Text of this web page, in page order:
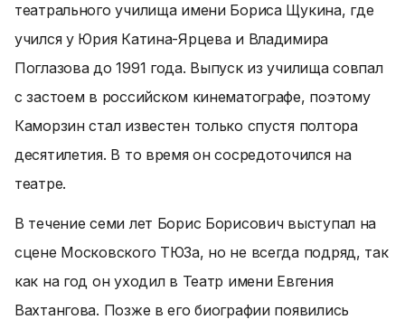
театрального училища имени Бориса Щукина, где
учился у Юрия Катина-Ярцева и Владимира
Поглазова до 1991 года. Выпуск из училища совпал
с застоем в российском кинематографе, поэтому
Каморзин стал известен только спустя полтора
десятилетия. В то время он сосредоточился на
театре.
В течение семи лет Борис Борисович выступал на
сцене Московского ТЮЗа, но не всегда подряд, так
как на год он уходил в Театр имени Евгения
Вахтангова. Позже в его биографии появились